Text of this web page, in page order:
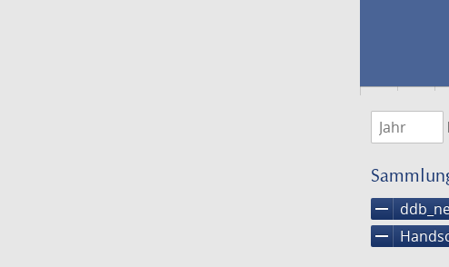
1474
remove
remove